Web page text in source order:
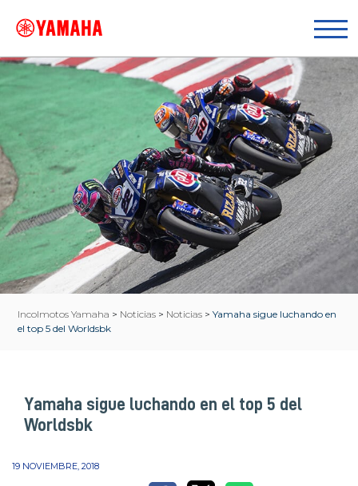
Incolmotos Yamaha > Noticias > Noticias > Yamaha sigue luchando en
el top 5 del Worldsbk
Yamaha sigue luchando en el top 5 del
Worldsbk
19 NOVIEMBRE, 2018